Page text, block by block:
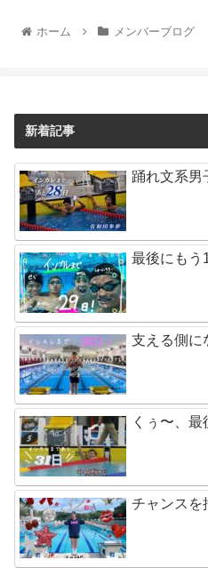
ホーム メンバーブログ
新着記事
踊れ文系男
最後にもう
支える側に
くぅ〜、最
チャンスを